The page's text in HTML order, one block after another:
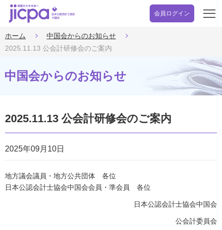
会員ログイン
開
ホーム
中国会からのお知らせ
2025.11.13 公会計研修会のご案内
中国会からのお知らせ
2025.11.13 公会計研修会のご案内
2025年09月10日
地方議会議員・地方公共団体 各位
日本公認会計士協会中国会会員・準会員 各位
日本公認会計士協会中国会
公会計委員会